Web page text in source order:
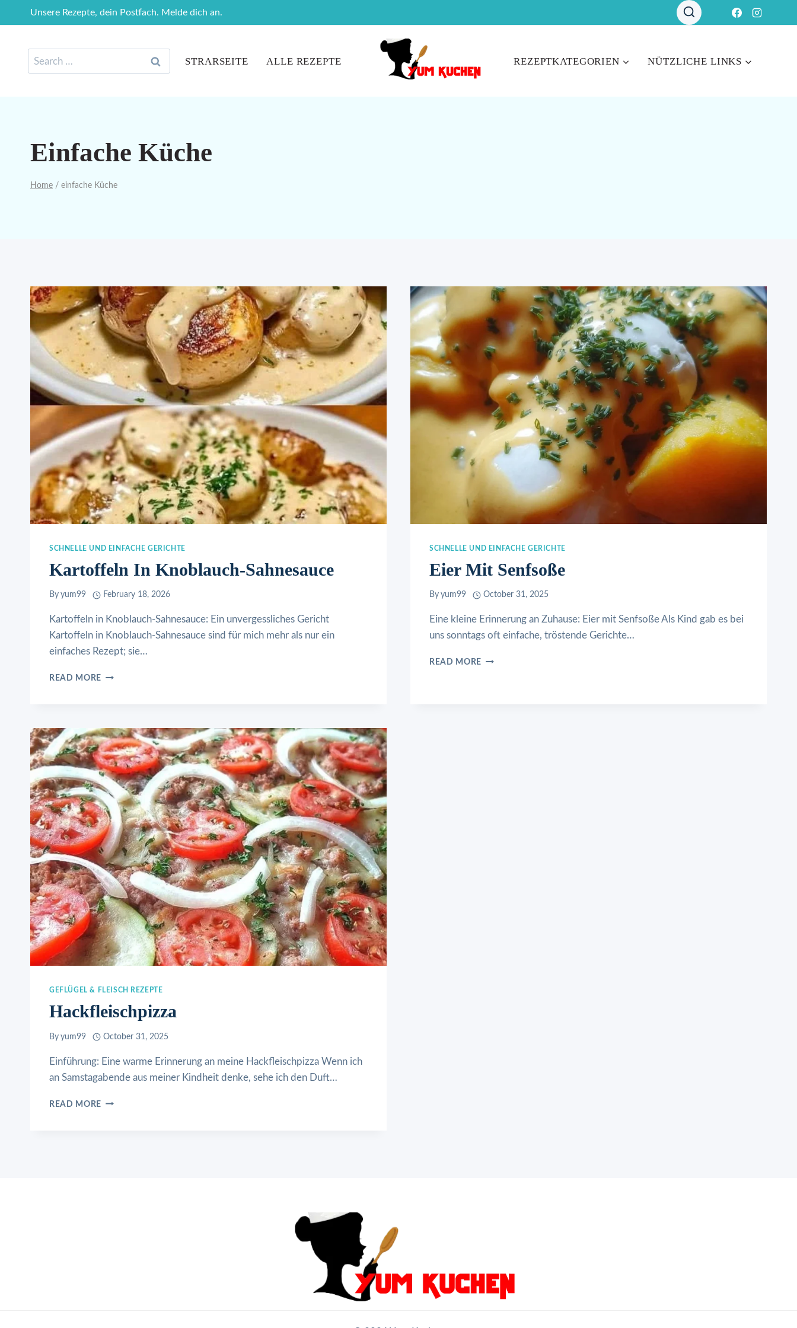
to
Unsere Rezepte, dein Postfach. Melde dich an.
Search
for:
STRARSEITE ALLE REZEPTE REZEPTKATEGORIEN NÜTZLICHE LINKS
Einfache Küche
Home / einfache Küche
SCHNELLE UND EINFACHE GERICHTE
Kartoffeln In Knoblauch-Sahnesauce
By yum99 February 18, 2026
Kartoffeln in Knoblauch-Sahnesauce: Ein unvergessliches Gericht
Kartoffeln in Knoblauch-Sahnesauce sind für mich mehr als nur ein
einfaches Rezept; sie…
READ MORE KARTOFFELN
SCHNELLE UND EINFACHE GERICHTE
Eier Mit Senfsoße
By yum99 October 31, 2025
Eine kleine Erinnerung an Zuhause: Eier mit Senfsoße Als Kind gab es bei
uns sonntags oft einfache, tröstende Gerichte…
READ MORE EIER
GEFLÜGEL & FLEISCH REZEPTE
Hackfleischpizza
By yum99 October 31, 2025
Einführung: Eine warme Erinnerung an meine Hackfleischpizza Wenn ich
an Samstagabende aus meiner Kindheit denke, sehe ich den Duft…
READ MORE HACKFLEISCHPIZZA